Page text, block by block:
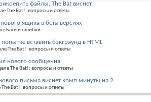
файлы, The Bat виснет
The Bat!: вопросы и ответы
ящика в бета-версиях
Баги и ошибки
вставить бэкграунд в HTML
The Bat!: вопросы и ответы
нового сообщения
The Bat!: вопросы и ответы
письма виснет комп минуты на 2
The Bat!: вопросы и ответы